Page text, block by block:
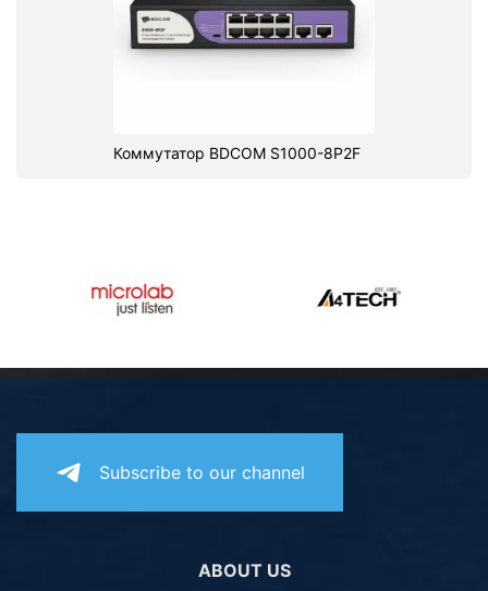
Коммутатор BDCOM S1000-8P2F
Subscribe to our channel
ABOUT US